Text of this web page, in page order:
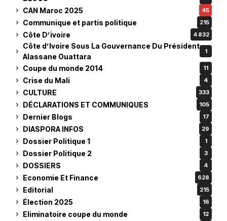
CAN Maroc 2025 45
Communique et partis politique 215
Côte D’ivoire 4 832
Côte d’Ivoire Sous La Gouvernance Du Président
Alassane Ouattara
1
Coupe du monde 2014 11
Crise du Mali 4
CULTURE 333
DÉCLARATIONS ET COMMUNIQUES 105
Dernier Blogs 17
DIASPORA INFOS 29
Dossier Politique 1 1
Dossier Politique 2 3
DOSSIERS 4
Economie Et Finance 628
Editorial 215
Élection 2025 16
Eliminatoire coupe du monde 12